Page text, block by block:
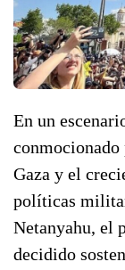
En un
Gaza y el
políticas
Netanyahu, el
decidido